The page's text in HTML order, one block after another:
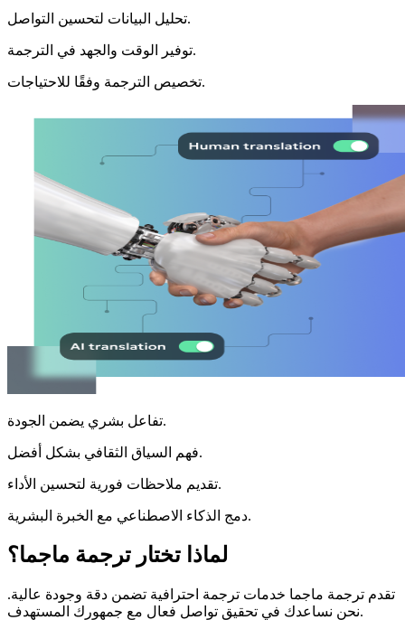
تحليل البيانات لتحسين التواصل.
توفير الوقت والجهد في الترجمة.
تخصيص الترجمة وفقًا للاحتياجات.
تفاعل بشري يضمن الجودة.
فهم السياق الثقافي بشكل أفضل.
تقديم ملاحظات فورية لتحسين الأداء.
دمج الذكاء الاصطناعي مع الخبرة البشرية.
لماذا تختار ترجمة ماجما؟
تقدم ترجمة ماجما خدمات ترجمة احترافية تضمن دقة وجودة عالية.
نحن نساعدك في تحقيق تواصل فعال مع جمهورك المستهدف.